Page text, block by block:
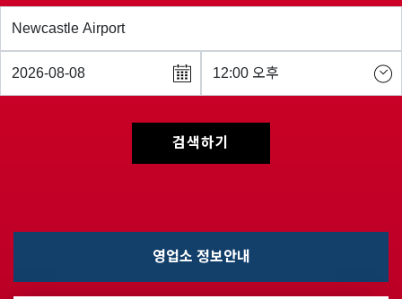
검색하기
영업소 정보안내